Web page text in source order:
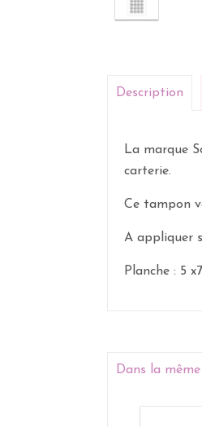
Description
La marque
carterie.
Ce tampon
A appliquer
Planche : 5
Dans la